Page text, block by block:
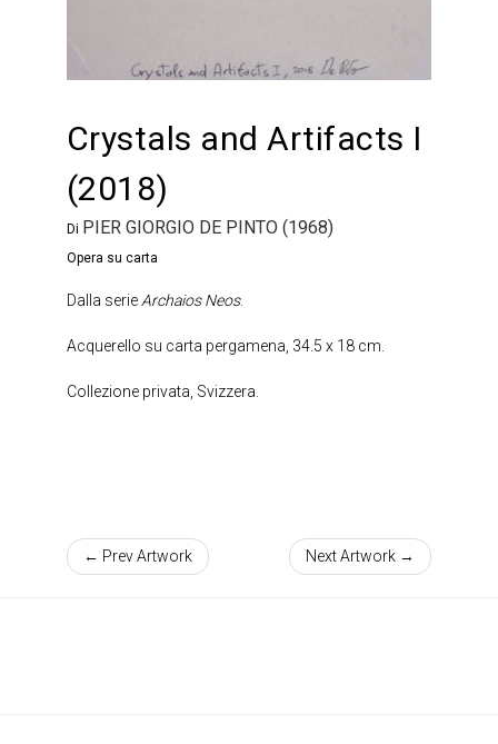
Crystals and Artifacts I
(2018)
Di PIER GIORGIO DE PINTO (1968)
Opera su carta
Dalla serie Archaios Neos.
Acquerello su carta pergamena, 34.5 x 18 cm.
Collezione privata, Svizzera.
← Prev Artwork Next Artwork →